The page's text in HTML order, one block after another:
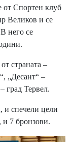
от Спортен клуб
Великов и се
него се
страната –
„Десант“ –
град Тервел.
и спечели цели
и 7 бронзови.